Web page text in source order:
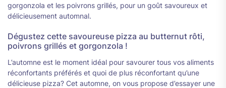
gorgonzola et les poivrons grillés, pour un goût savoureux et
délicieusement automnal.
Dégustez cette savoureuse pizza au butternut rôti,
poivrons grillés et gorgonzola !
L’automne est le moment idéal pour savourer tous vos aliments
réconfortants préférés et quoi de plus réconfortant qu’une
délicieuse pizza? Cet automne, on vous propose d’essayer une